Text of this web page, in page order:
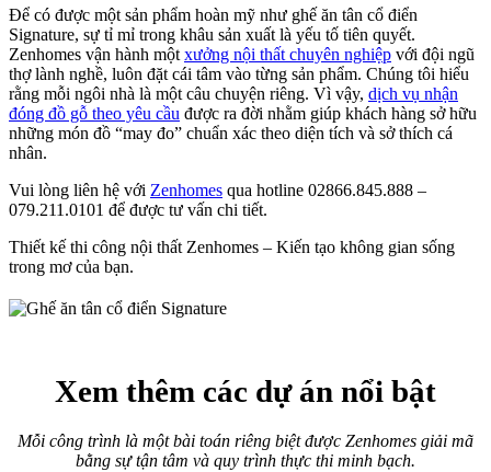
Để có được một sản phẩm hoàn mỹ như ghế ăn tân cổ điển
Signature, sự tỉ mỉ trong khâu sản xuất là yếu tố tiên quyết.
Zenhomes vận hành một xưởng nội thất chuyên nghiệp với đội ngũ
thợ lành nghề, luôn đặt cái tâm vào từng sản phẩm. Chúng tôi hiểu
rằng mỗi ngôi nhà là một câu chuyện riêng. Vì vậy, dịch vụ nhận
đóng đồ gỗ theo yêu cầu được ra đời nhằm giúp khách hàng sở hữu
những món đồ “may đo” chuẩn xác theo diện tích và sở thích cá
nhân.
Vui lòng liên hệ với Zenhomes qua hotline 02866.845.888 –
079.211.0101 để được tư vấn chi tiết.
Thiết kế thi công nội thất Zenhomes – Kiến tạo không gian sống
trong mơ của bạn.
Xem thêm các dự án nổi bật
Mỗi công trình là một bài toán riêng biệt được Zenhomes giải mã
bằng sự tận tâm và quy trình thực thi minh bạch.